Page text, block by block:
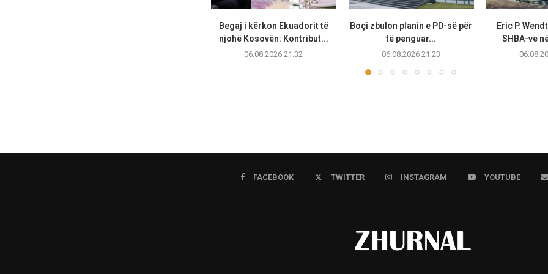
Begaj i kërkon Ekuadorit të
njohë Kosovën: Kontribut...
06.08.2026 21:32
Boçi zbulon planin e PD-së për
të penguar...
06.08.2026 21:23
Eric P.
SHBA-ve
FACEBOOK TWITTER INSTAGRAM YOUTUBE